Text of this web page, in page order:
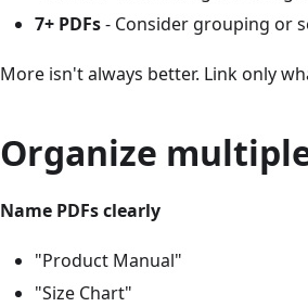
7+ PDFs- Consider grouping or
More isn't always better. Link only
Organize
Name PDFs clearly
"Product Manual"
"Size Chart"